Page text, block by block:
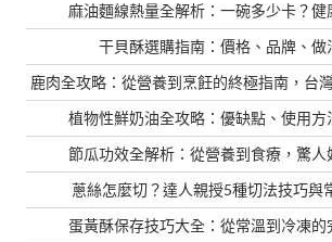
麻油麵線熱量全解析：一碗多少卡？健
干貝酥選購指南：價格、品牌、做
鹿肉全攻略：從營養到烹飪的終極指南，台
植物性鮮奶油全攻略：優缺點、使用方
節瓜功效全解析：從營養到食療，驚人
蔥絲怎麼切？達人親授5種切法技巧與
蛋黃酥保存技巧大全：從常溫到冷凍的